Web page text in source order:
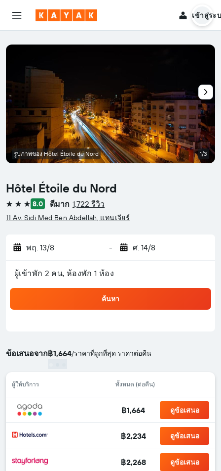
เข้าสู่ระ
Hôtel Étoile du Nord
3 ดาว 8.0 ดีมาก 1,722 รีวิว
11 Av. Sidi Med Ben Abdellah, แทนเจียร์
พฤ. 13/8 - ศ. 14/8
ผู้เข้าพัก 2 คน, ห้องพัก 1 ห้อง
ค้นหา
ข้อเสนอจาก฿1,664/ราคาที่ถูกที่สุด ราคาต่อคืน
ผู้ให้บริการ ทั้งหมด (ต่อคืน)
฿1,664 ดูข้อเสนอ
฿2,234 ดูข้อเสนอ
฿2,268 ดูข้อเสนอ
รูปภาพของ Hôtel Étoile du Nord 1/3